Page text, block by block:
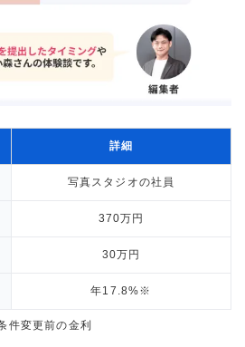
詳細
写真スタジオの社員
370万円
30万円
年17.8%※
件変更前の金利